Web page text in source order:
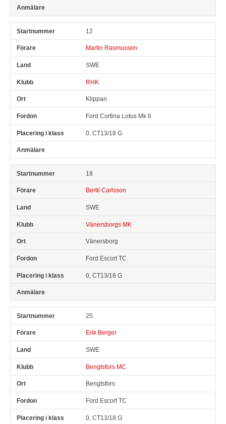
12
Martin Rasmussen
SWE
RHK
Klippan
Ford Cortina Lotus Mk II
0, CT13/18 G
18
Bertil Carlsson
SWE
Vänersborgs MK
Vänersborg
Ford Escort TC
0, CT13/18 G
25
Erik Berger
SWE
Bengtsfors MC
Bengtsfors
Ford Escort TC
0, CT13/18 G